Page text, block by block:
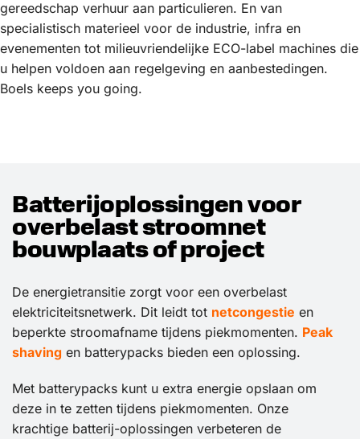
gereedschap verhuur aan particulieren. En van
specialistisch materieel voor de industrie, infra en
evenementen tot milieuvriendelijke ECO-label machines die
u helpen voldoen aan regelgeving en aanbestedingen.
Boels keeps you going.
Batterijoplossingen voor
overbelast stroomnet
bouwplaats of project
De energietransitie zorgt voor een overbelast
elektriciteitsnetwerk. Dit leidt tot netcongestie en
beperkte stroomafname tijdens piekmomenten. Peak
shaving en batterypacks bieden een oplossing.
Met batterypacks kunt u extra energie opslaan om
deze in te zetten tijdens piekmomenten. Onze
krachtige batterij-oplossingen verbeteren de